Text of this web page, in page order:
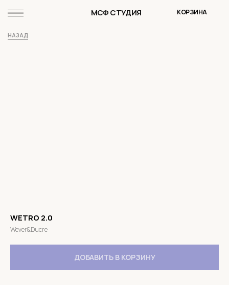
МСФ СТУДИЯ КОРЗИНА
НАЗАД
WETRO 2.0
Wever&Ducre
ДОБАВИТЬ В КОРЗИНУ